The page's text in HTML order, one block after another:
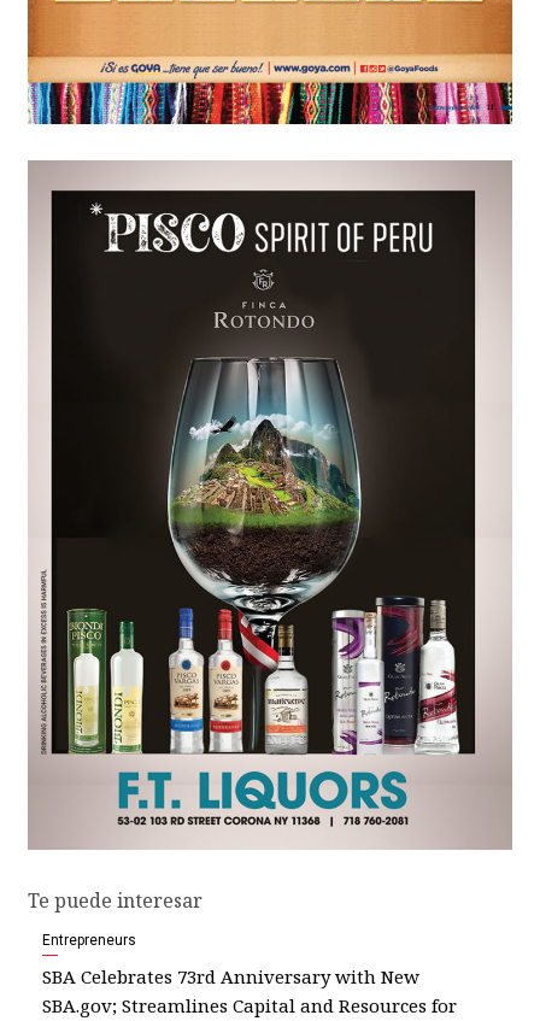
Te puede interesar
Entrepreneurs
SBA Celebrates 73rd Anniversary with New
SBA.gov; Streamlines Capital and Resources for